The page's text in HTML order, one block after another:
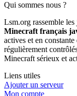
Qui sommes nous ?
Lsm.org rassemble
Minecraft français
actives et en
régulièrement
Minecraft sérieux et
Liens utiles
Ajouter un serveur
Mon compte